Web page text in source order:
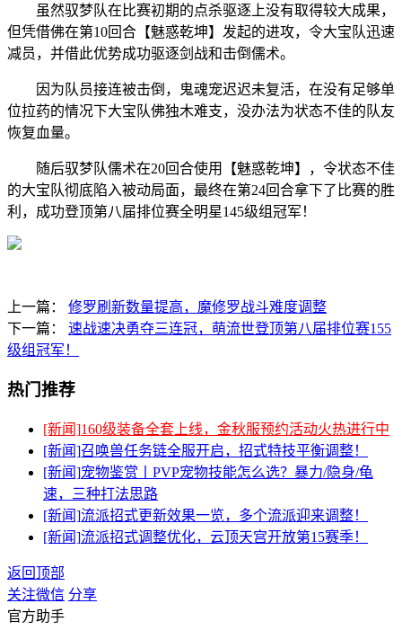
虽然驭梦队在比赛初期的点杀驱逐上没有取得较大成果，
但凭借佛在第10回合【魅惑乾坤】发起的进攻，令大宝队迅速
减员，并借此优势成功驱逐剑战和击倒儒术。
因为队员接连被击倒，鬼魂宠迟迟未复活，在没有足够单
位拉药的情况下大宝队佛独木难支，没办法为状态不佳的队友
恢复血量。
随后驭梦队儒术在20回合使用【魅惑乾坤】，令状态不佳
的大宝队彻底陷入被动局面，最终在第24回合拿下了比赛的胜
利，成功登顶第八届排位赛全明星145级组冠军！
上一篇：
修罗刷新数量提高，魔修罗战斗难度调整
下一篇：
速战速决勇夺三连冠，萌流世登顶第八届排位赛155
级组冠军！
热门推荐
[新闻]160级装备全套上线，金秋服预约活动火热进行中
[新闻]召唤兽任务链全服开启，招式特技平衡调整！
[新闻]宠物鉴赏丨PVP宠物技能怎么选？暴力/隐身/龟
速，三种打法思路
[新闻]流派招式更新效果一览，多个流派迎来调整！
[新闻]流派招式调整优化，云顶天宫开放第15赛季！
返回顶部
关注微信 分享
官方助手